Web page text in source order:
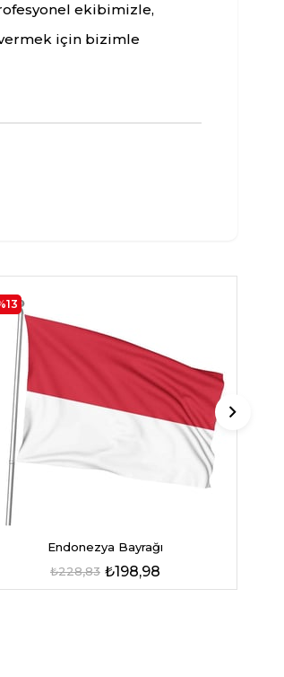
ekibimizle,
için bizimle
Endonezya Bayrağı
₺198,98
₺228,83